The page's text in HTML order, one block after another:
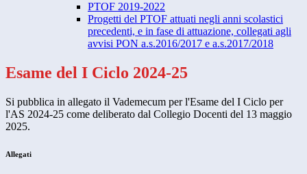
PTOF 2019-2022
Progetti del PTOF attuati negli anni scolastici
precedenti, e in fase di attuazione, collegati agli
avvisi PON a.s.2016/2017 e a.s.2017/2018
Esame del I Ciclo 2024-25
Si pubblica in allegato il Vademecum per l'Esame del I Ciclo per
l'AS 2024-25 come deliberato dal Collegio Docenti del 13 maggio
2025.
Allegati